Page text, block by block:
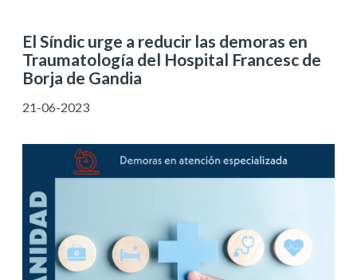
El Síndic urge a reducir las demoras en
Traumatología del Hospital Francesc de
Borja de Gandia
21-06-2023